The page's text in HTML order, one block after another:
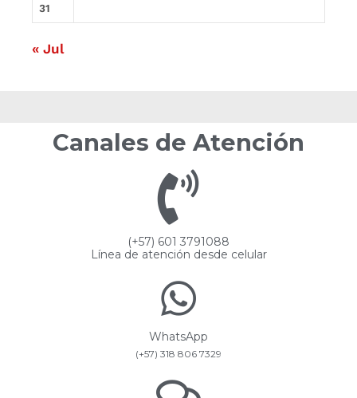
31
« Jul
Canales de Atención
(+57) 601 3791088
Línea de atención desde celular
WhatsApp
(+57) 318 806 7329